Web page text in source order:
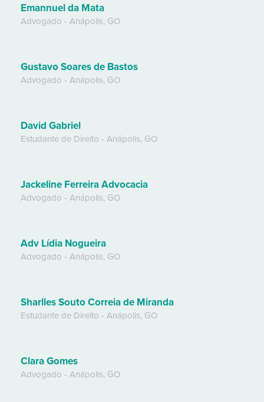
Emannuel da Mata
Advogado - Anápolis, GO
Gustavo Soares de Bastos
Advogado - Anápolis, GO
David Gabriel
Estudante de Direito - Anápolis, GO
Jackeline Ferreira Advocacia
Advogado - Anápolis, GO
Adv Lídia Nogueira
Advogado - Anápolis, GO
Sharlles Souto Correia de Miranda
Estudante de Direito - Anápolis, GO
Clara Gomes
Advogado - Anápolis, GO